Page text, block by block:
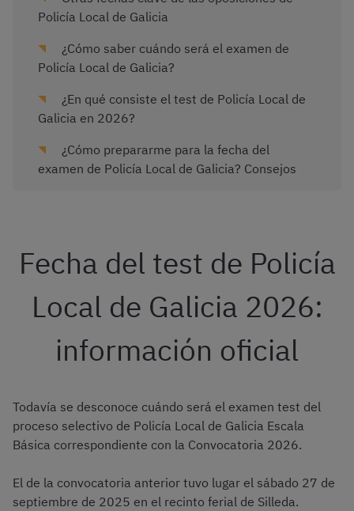
Policía Local de Galicia
¿Cómo saber cuándo será el examen de
Policía Local de Galicia?
¿En qué consiste el test de Policía Local de
Galicia en 2026?
¿Cómo prepararme para la fecha del
examen de Policía Local de Galicia? Consejos
Fecha del test de Policía
Local de Galicia 2026:
información oficial
Todavía se desconoce cuándo será el examen test del
proceso selectivo de Policía Local de Galicia Escala
Básica correspondiente con la Convocatoria 2026.
El de la convocatoria anterior tuvo lugar el sábado 27 de
septiembre de 2025 en el recinto ferial de Silleda.